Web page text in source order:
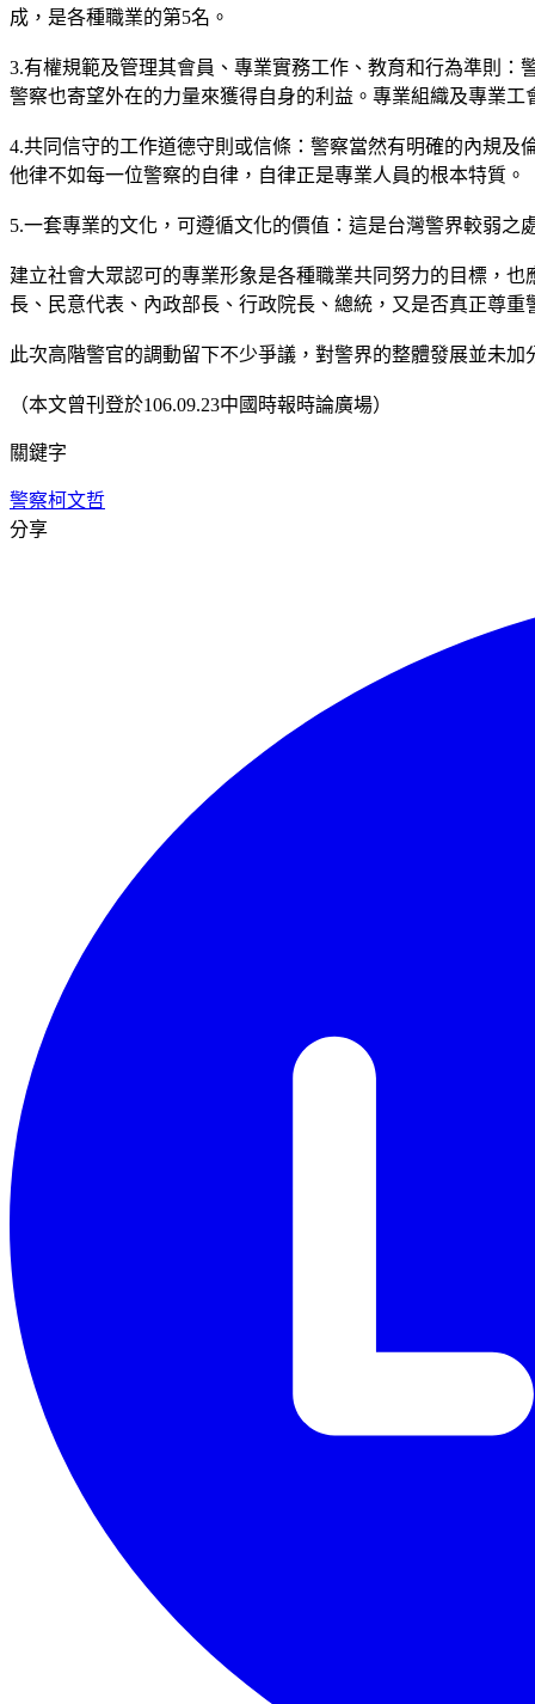
成，是各種職業的第5名。
3.有權規範及管理其會員、專業實務工作、教育和行為準則
警察也寄望外在的力量來獲得自身的利益。專業組織及專業
4.共同信守的工作道德守則或信條：警察當然有明確的內規
他律不如每一位警察的自律，自律正是專業人員的根本特質。
5.一套專業的文化，可遵循文化的價值：這是台灣警界較弱
建立社會大眾認可的專業形象是各種職業共同努力的目標，
長、民意代表、內政部長、行政院長、總統，又是否真正尊
此次高階警官的調動留下不少爭議，對警界的整體發展並未
（本文曾刊登於106.09.23中國時報時論廣場）
關鍵字
警察柯文哲
分享